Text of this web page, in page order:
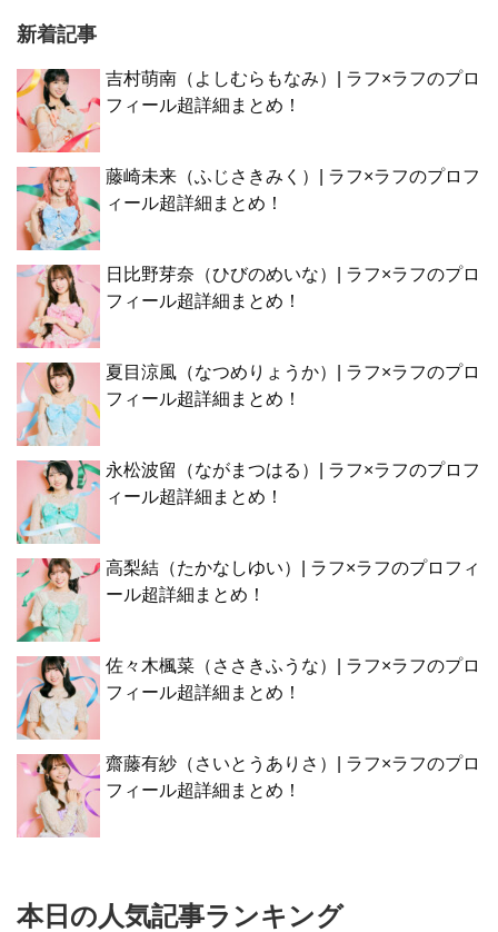
新着記事
吉村萌南（よしむらもなみ）| ラフ×ラフのプロ
フィール超詳細まとめ！
藤崎未来（ふじさきみく）| ラフ×ラフのプロフ
ィール超詳細まとめ！
日比野芽奈（ひびのめいな）| ラフ×ラフのプロ
フィール超詳細まとめ！
夏目涼風（なつめりょうか）| ラフ×ラフのプロ
フィール超詳細まとめ！
永松波留（ながまつはる）| ラフ×ラフのプロフ
ィール超詳細まとめ！
高梨結（たかなしゆい）| ラフ×ラフのプロフィ
ール超詳細まとめ！
佐々木楓菜（ささきふうな）| ラフ×ラフのプロ
フィール超詳細まとめ！
齋藤有紗（さいとうありさ）| ラフ×ラフのプロ
フィール超詳細まとめ！
本日の人気記事ランキング